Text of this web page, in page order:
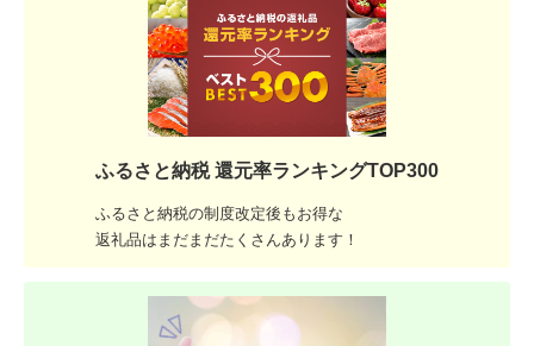
ふるさと納税 還元率ランキングTOP300
ふるさと納税の制度改定後もお得な
返礼品はまだまだたくさんあります！